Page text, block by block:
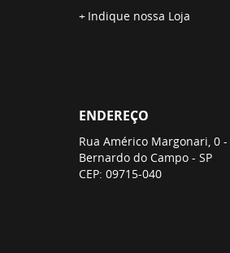
Indique nossa Loja
ENDEREÇO
Rua Américo Margonari, 0 -
Bernardo do Campo - SP
CEP: 09715-040